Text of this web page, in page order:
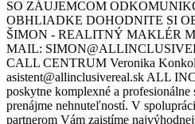
SO ZÁUJEMCOM
OBHLIADKE DOHODNITE SI
ŠIMON - REALITNÝ MAKLÉR
MAIL:
CALL CENTRUM Veronika
asistent@allinclusivereal.sk ALL
poskytne komplexné a
prenájme nehnuteľností. V
partnerom Vám zaistíme